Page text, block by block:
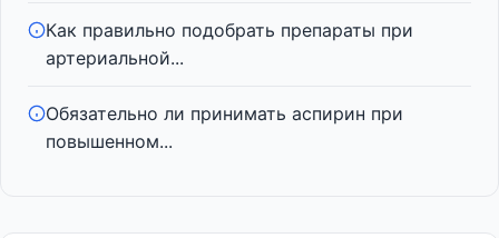
Как правильно подобрать препараты при
артериальной...
Обязательно ли принимать аспирин при
повышенном...